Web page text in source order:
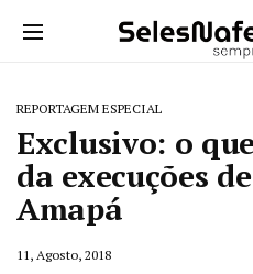
REPORTAGEM ESPECIAL
Exclusivo: o
da execuções
Amapá
11, Agosto, 2018